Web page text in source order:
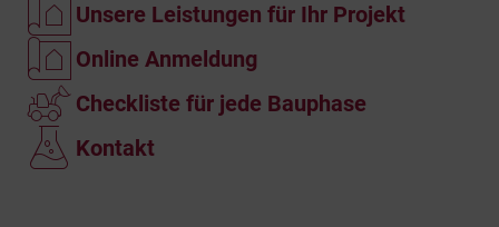
Unsere Leistungen für Ihr Projekt
Online Anmeldung
Checkliste für jede Bauphase
Kontakt